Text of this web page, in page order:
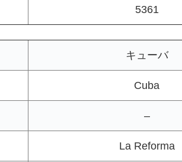
5361
キューバ
Cuba
–
La Reforma